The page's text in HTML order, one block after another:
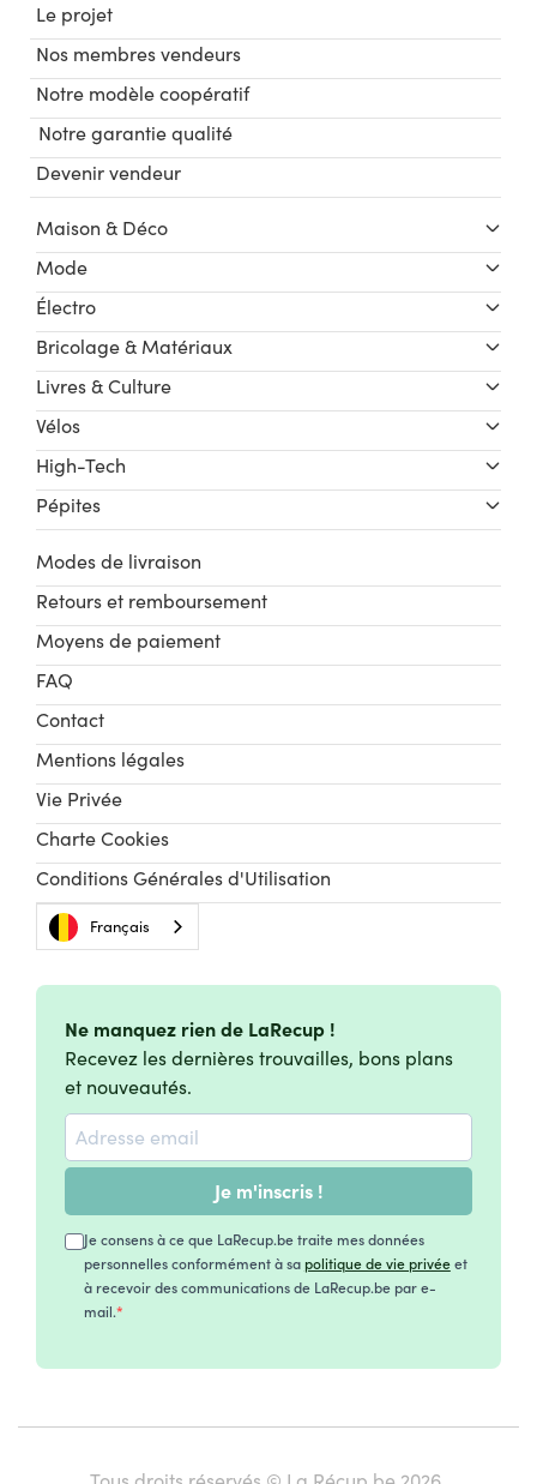
Le projet
Nos membres vendeurs
Notre modèle coopératif
Notre garantie qualité
Devenir vendeur
Maison & Déco
Mode
Électro
Bricolage & Matériaux
Livres & Culture
Vélos
High-Tech
Pépites
Modes de livraison
Retours et remboursement
Moyens de paiement
FAQ
Contact
Mentions légales
Vie Privée
Charte Cookies
Conditions Générales d'Utilisation
Français
Ne manquez rien de LaRecup !
Recevez les dernières trouvailles, bons plans
et nouveautés.
Je m'inscris !
Je consens à ce que LaRecup.be traite mes données
personnelles conformément à sapolitique de vie privéeet
à recevoir des communications de LaRecup.be par e-
mail.